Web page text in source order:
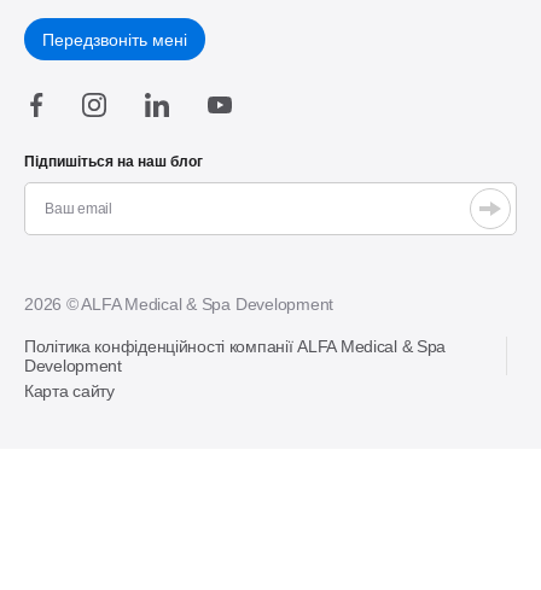
Передзвоніть мені
Підпишіться на наш блог
2026 © ALFA Medical & Spa Development
Політика конфіденційності компанії ALFA Medical & Spa
Development
Карта сайту